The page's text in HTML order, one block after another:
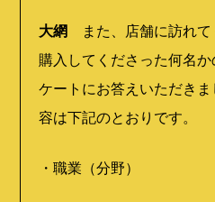
大網 また、店舗に訪れて
購入してくださった何名
ケートにお答えいただき
容は下記のとおりです。
・職業（分野）